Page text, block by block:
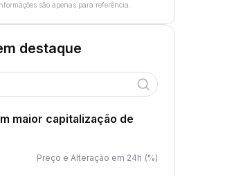
são apenas para referência.
destaque
maior capitalização de
Preço e Alteração em 24h (%)